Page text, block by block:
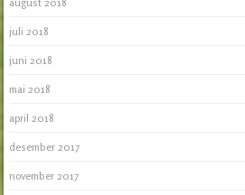
juli 2018
juni 2018
mai 2018
april 2018
desember 2017
november 2017